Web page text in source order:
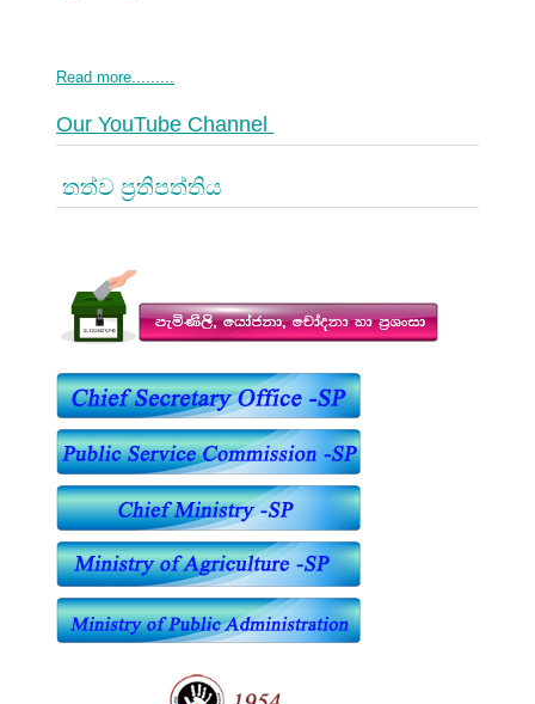
Read more.........
Our YouTube Channel
තත්ව ප්‍රතිපත්තිය